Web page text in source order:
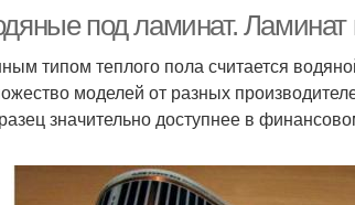
под ламинат. Ламинат
типом теплого пола считается
моделей от разных
значительно доступнее в